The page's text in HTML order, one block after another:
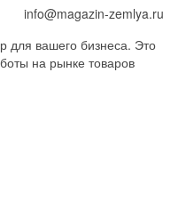
info@magazin-zemlya.ru
для вашего бизнеса. Это
на рынке товаров